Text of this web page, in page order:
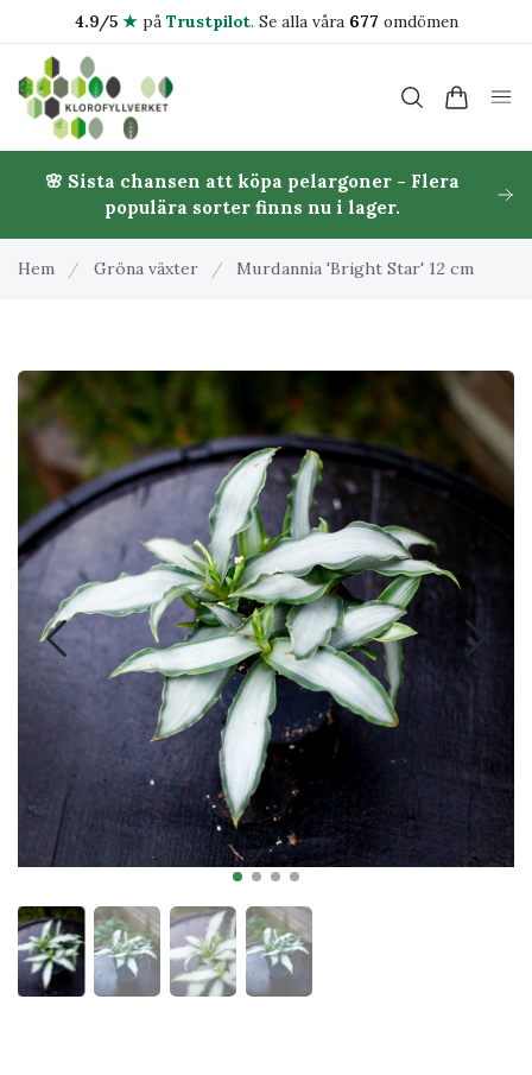
4.9/5 ★på Trustpilot. Se alla våra 677 omdömen
🌸 Sista chansen att köpa pelargoner - Flera
populära sorter finns nu i lager.
Hem / Gröna växter / Murdannia 'Bright Star' 12 cm